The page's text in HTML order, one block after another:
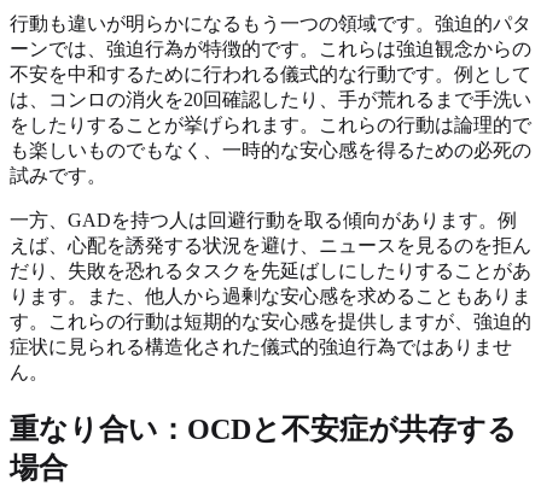
行動も違いが明らかになるもう一つの領域です。強迫的パタ
ーンでは、強迫行為が特徴的です。これらは強迫観念からの
不安を中和するために行われる儀式的な行動です。例として
は、コンロの消火を20回確認したり、手が荒れるまで手洗い
をしたりすることが挙げられます。これらの行動は論理的で
も楽しいものでもなく、一時的な安心感を得るための必死の
試みです。
一方、GADを持つ人は回避行動を取る傾向があります。例
えば、心配を誘発する状況を避け、ニュースを見るのを拒ん
だり、失敗を恐れるタスクを先延ばしにしたりすることがあ
ります。また、他人から過剰な安心感を求めることもありま
す。これらの行動は短期的な安心感を提供しますが、強迫的
症状に見られる構造化された儀式的強迫行為ではありませ
ん。
重なり合い：OCDと不安症が共存する
場合